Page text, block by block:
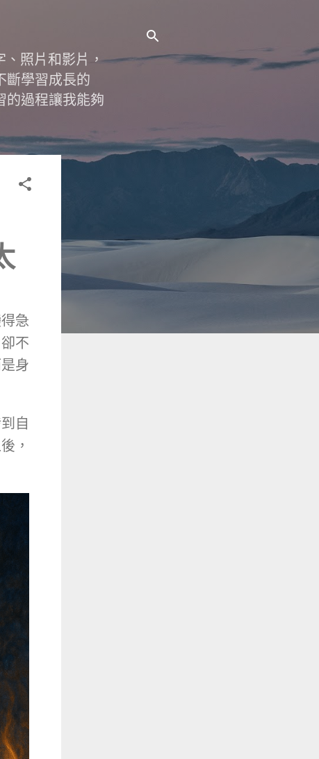
、照片和影片，
斷學習成長的
的過程讓我能夠
急
不
身
自
，